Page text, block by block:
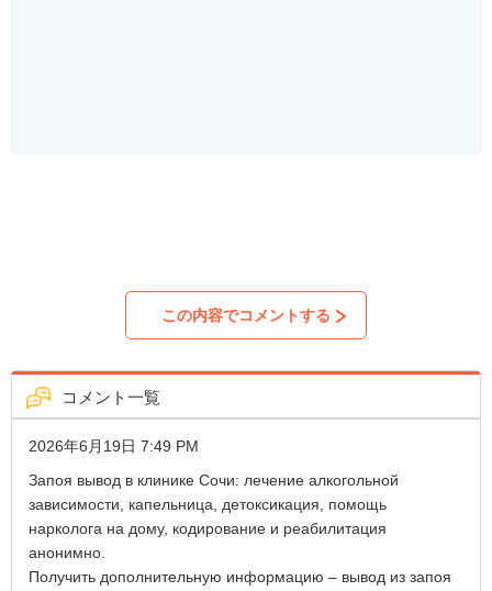
コメント一覧
2026年6月19日 7:49 PM
Запоя вывод в клинике Сочи: лечение алкогольной
зависимости, капельница, детоксикация, помощь
нарколога на дому, кодирование и реабилитация
анонимно.
Получить дополнительную информацию – вывод из запоя